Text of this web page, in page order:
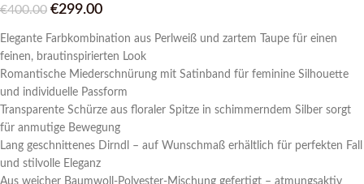
€400.00 €299.00
Elegante Farbkombination aus Perlweiß und zartem Taupe für einen
feinen, brautinspirierten Look
Romantische Miederschnürung mit Satinband für feminine Silhouette
und individuelle Passform
Transparente Schürze aus floraler Spitze in schimmerndem Silber sorgt
für anmutige Bewegung
Lang geschnittenes Dirndl – auf Wunschmaß erhältlich für perfekten Fall
und stilvolle Eleganz
Aus weicher Baumwoll-Polyester-Mischung gefertigt – atmungsaktiv